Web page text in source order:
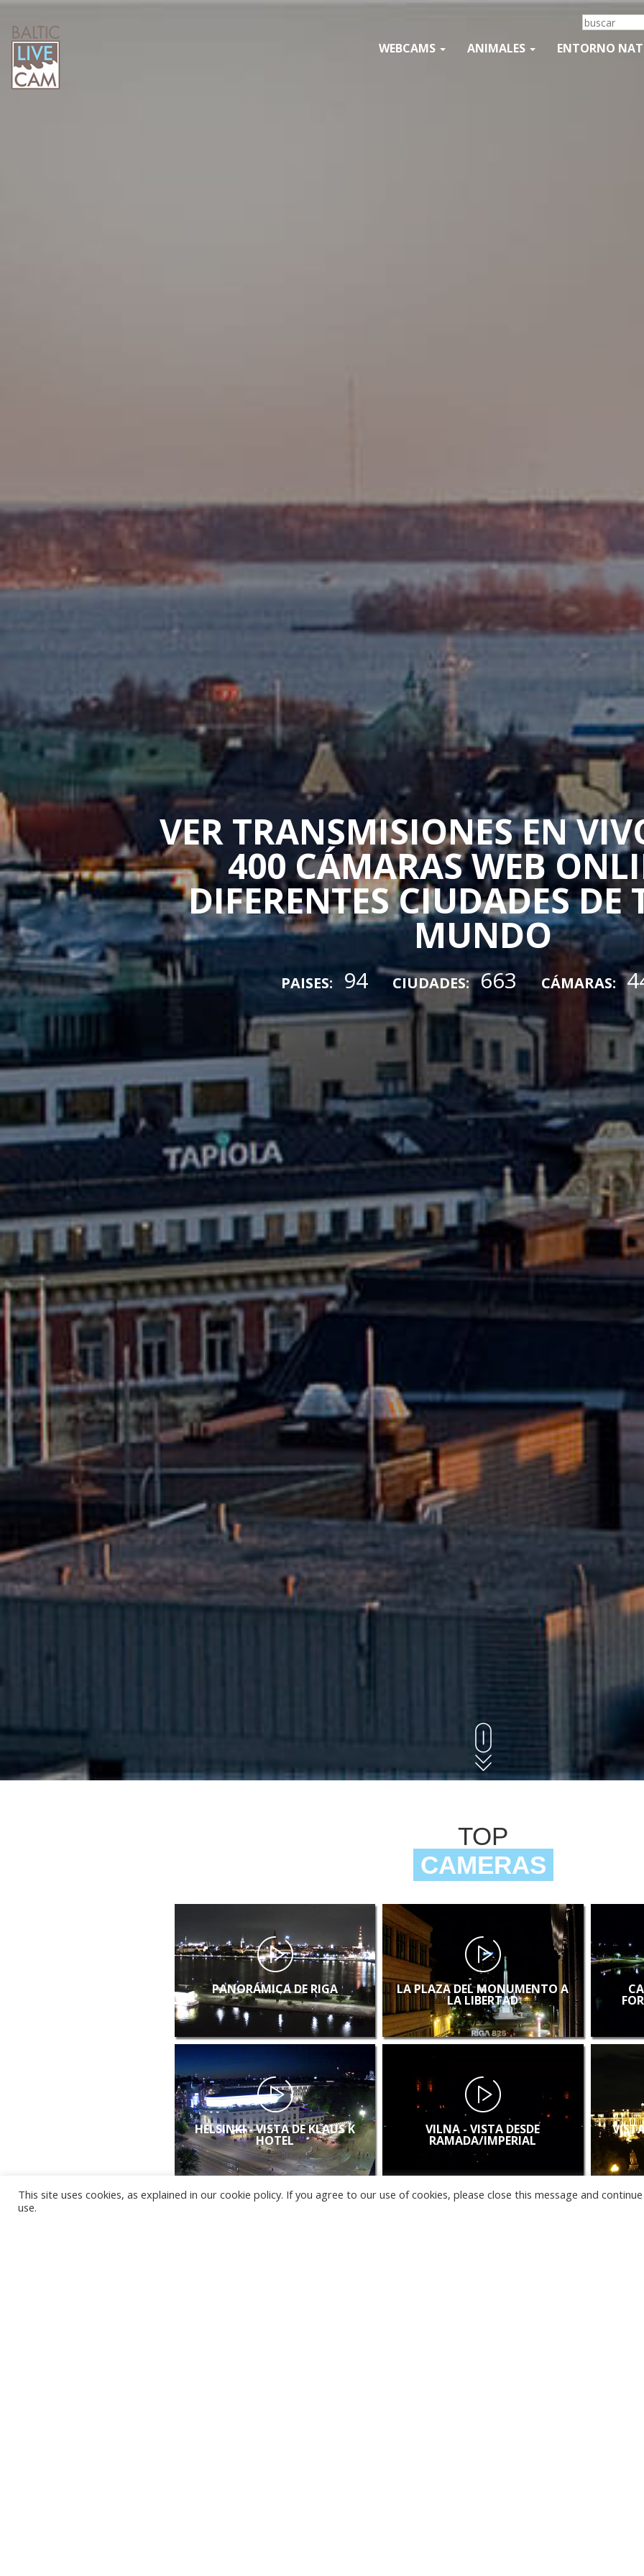
WEBCAMS ANIMALES ENTORNO
VER TRANSMISIONES EN
400 CÁMARAS WEB
DIFERENTES CIUDADES DE
MUNDO
PAISES: 94 CIUDADES: 663 CÁMARAS:
TOP
CAMERAS
PANORÁMICA DE RIGA LA PLAZA DEL MONUMENTO A
LA LIBERTAD
HELSINKI - VISTA DE KLAUS K
HOTEL
VILNA - VISTA DESDE
RAMADA/IMPERIAL
This site uses cookies, as explained in our cookie policy. If you agree to our use of cookies, please close this message and
use.